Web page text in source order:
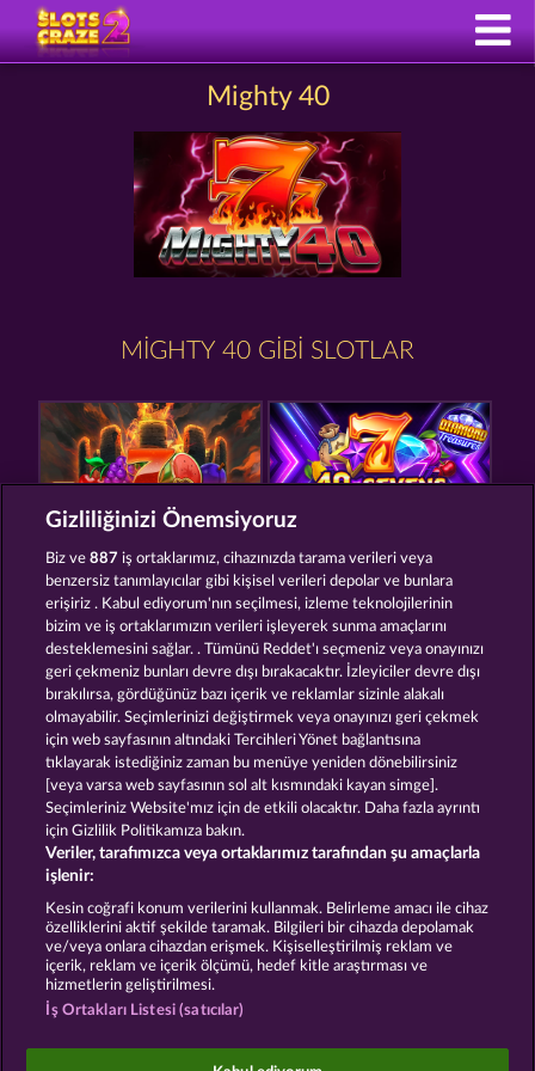
Mighty 40
MIGHTY 40 GIBI SLOTLAR
FANCY FRUITS JUICY JESTER
Hüküm ve Koşullar Gizlilik Beyanı Künye
Şirket SSS Facebook
İptal talebini gönder
Sosyal casino oyunları sadece eğlence amaçlıdır ve
Gizliliğinizi Önemsiyoruz
Biz ve887 iş ortaklarımız, cihazınızda tarama verileri veya
benzersiz tanımlayıcılar gibi kişisel verileri depolar ve bunlara
erişiriz . Kabul ediyorum'nın seçilmesi, izleme teknolojilerinin
bizim ve iş ortaklarımızın verileri işleyerek sunma amaçlarını
desteklemesini sağlar. . Tümünü Reddet'ı seçmeniz veya onayınızı
geri çekmeniz bunları devre dışı bırakacaktır. İzleyiciler devre dışı
bırakılırsa, gördüğünüz bazı içerik ve reklamlar sizinle alakalı
olmayabilir. Seçimlerinizi değiştirmek veya onayınızı geri çekmek
için web sayfasının altındaki Tercihleri Yönet bağlantısına
tıklayarak istediğiniz zaman bu menüye yeniden dönebilirsiniz
[veya varsa web sayfasının sol alt kısmındaki kayan simge].
Seçimleriniz Website'mız için de etkili olacaktır. Daha fazla ayrıntı
için Gizlilik Politikamıza bakın.
Veriler, tarafımızca veya ortaklarımız tarafından şu amaçlarla
işlenir:
Kesin coğrafi konum verilerini kullanmak. Belirleme amacı ile cihaz
özelliklerini aktif şekilde taramak. Bilgileri bir cihazda depolamak
ve/veya onlara cihazdan erişmek. Kişiselleştirilmiş reklam ve
içerik, reklam ve içerik ölçümü, hedef kitle araştırması ve
hizmetlerin geliştirilmesi.
İş Ortakları Listesi (satıcılar)